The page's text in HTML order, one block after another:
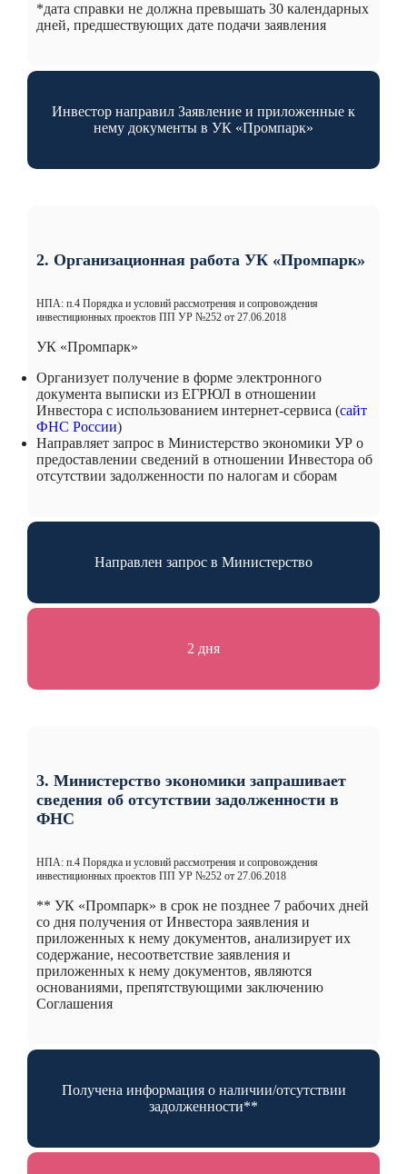
*дата справки не должна превышать 30 календарных
дней, предшествующих дате подачи заявления
Инвестор направил Заявление и приложенные к
нему документы в УК «Промпарк»
2. Организационная работа УК «Промпарк»
НПА: п.4 Порядка и условий рассмотрения и сопровождения
инвестиционных проектов ПП УР №252 от 27.06.2018
УК «Промпарк»
Организует получение в форме электронного
документа выписки из ЕГРЮЛ в отношении
Инвестора с использованием интернет-сервиса (сайт
ФНС России)
Направляет запрос в Министерство экономики УР о
предоставлении сведений в отношении Инвестора об
отсутствии задолженности по налогам и сборам
Направлен запрос в Министерство
2 дня
3. Министерство экономики запрашивает
сведения об отсутствии задолженности в
ФНС
НПА: п.4 Порядка и условий рассмотрения и сопровождения
инвестиционных проектов ПП УР №252 от 27.06.2018
** УК «Промпарк» в срок не позднее 7 рабочих дней
со дня получения от Инвестора заявления и
приложенных к нему документов, анализирует их
содержание, несоответствие заявления и
приложенных к нему документов, являются
основаниями, препятствующими заключению
Соглашения
Получена информация о наличии/отсутствии
задолженности**